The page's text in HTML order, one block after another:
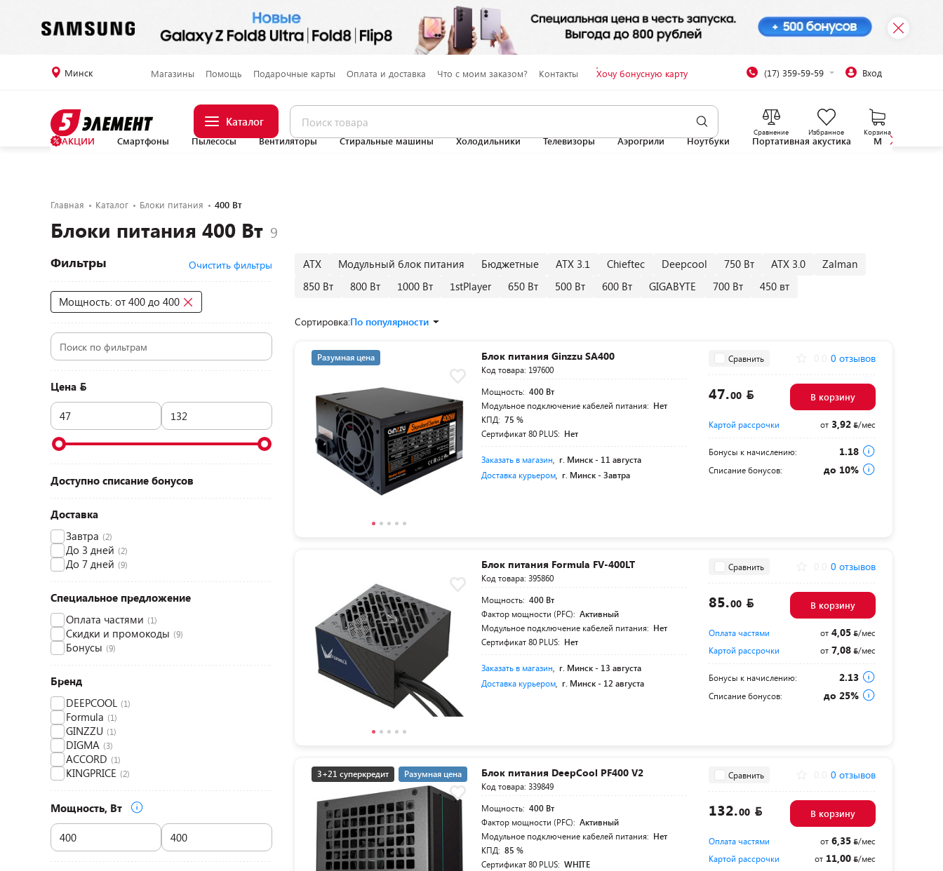
Минск Магазины Помощь Подарочные карты Оплата и доставка Что с моим заказом? Контакты Хочу бонусную карту (17) 359-59-59 Вход
Каталог
Сравнение Избранное Корзина
АКЦИИ Смартфоны Пылесосы Вентиляторы Стиральные машины Холодильники Телевизоры Аэрогрили Ноутбуки Портативная акустика
Главная Каталог Блоки питания 400 Вт
Блоки питания 400 Вт
Фильтры Очистить фильтры
Мощность: от 400 до 400
Цена
Доступно списание бонусов
Доставка
Завтра (2)
До 3 дней (2)
До 7 дней (9)
Специальное предложение
Оплата частями (1)
Скидки и промокоды (9)
Бонусы (9)
Бренд
DEEPCOOL (1)
Formula (1)
GINZZU (1)
DIGMA (3)
ACCORD (1)
KINGPRICE (2)
Мощность, Вт
ATX Модульный блок питания Бюджетные ATX 3.1 Chieftec Deepcool 750 Вт ATX 3.0
Zalman
850 Вт
800 Вт 1000 Вт 1stPlayer 650 Вт 500 Вт 600 Вт GIGABYTE 700 Вт 450 вт
Сортировка:По популярности
Разумная цена Блок питания Ginzzu SA400
Код товара: 197600
Мощность: 400 Вт
Модульное подключение кабелей питания: Нет
КПД: 75 %
Сертификат 80 PLUS: Нет
Заказать в магазин г. Минск - 11 августа
Доставка курьером г. Минск -Завтра
Сравнить 0 отзывов
47.00 В корзину
Картой рассрочки от3,92 /мес
Бонусы к начислению: 1.18
Списание бонусов: до 10%
Блок питания Formula FV-400LT
Код товара: 395860
Мощность: 400 Вт
Фактор мощности (PFC): Активный
Модульное подключение кабелей питания: Нет
Сертификат 80 PLUS: Нет
Заказать в магазин г. Минск - 13 августа
Доставка курьером г. Минск - 12 августа
Сравнить 0 отзывов
85.00 В корзину
Оплата частями от4,05
/мес
Картой рассрочки
от7,08 /мес
Бонусы к начислению: 2.13
Списание бонусов: до 25%
3+21 суперкредит Разумная цена Блок питания DeepCool PF400 V2
Код товара: 339849
Мощность: 400 Вт
Фактор мощности (PFC): Активный
Модульное подключение кабелей питания: Нет
КПД: 85 %
Сертификат 80 PLUS: WHITE
Сравнить 0 отзывов
132.00 В корзину
Оплата частями от6,35
/мес
Картой рассрочки
от11,00 /мес